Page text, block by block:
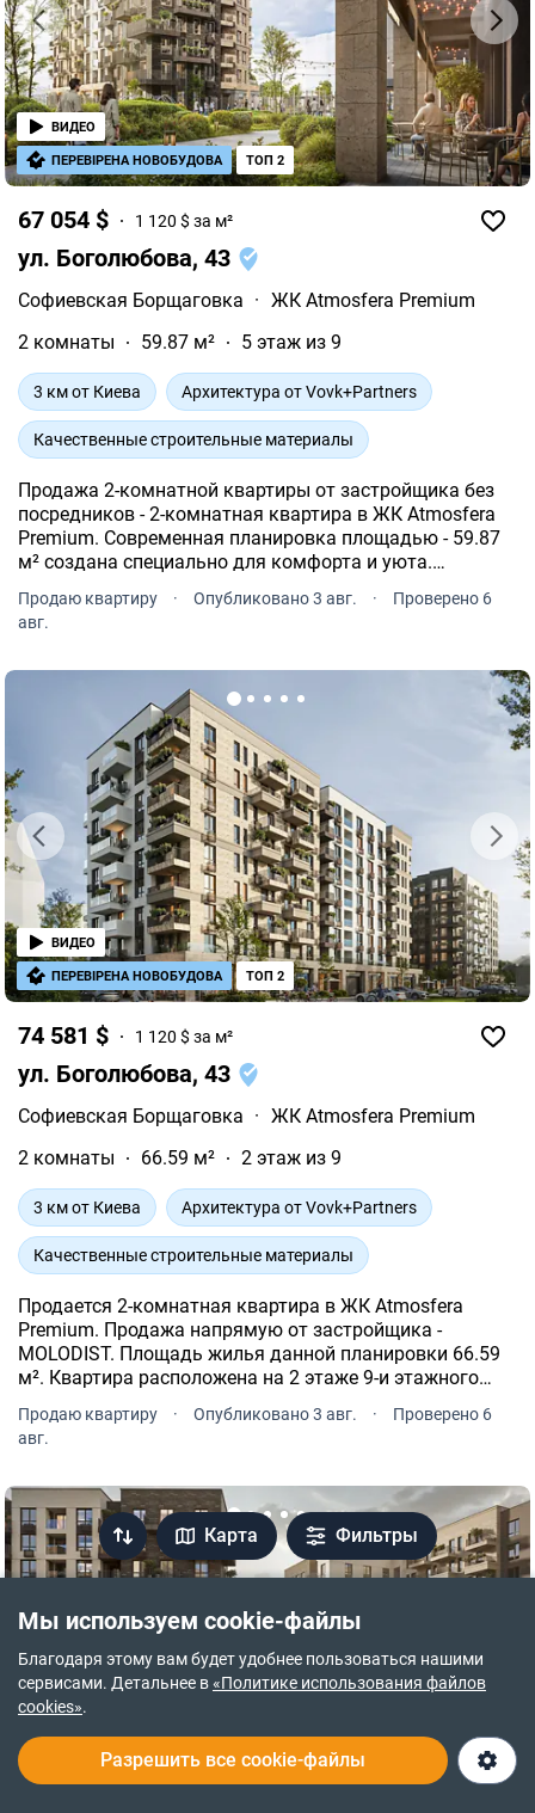
Мы используем cookie-файлы
Благодаря этому вам будет удобнее пользоваться нашими
сервисами. Детальнее в«Политике использования файлов
cookies».
Разрешить все cookie-файлы
Карта Фильтры
67 054 $ 1 120 $ за м²
ул. Боголюбова, 43
Софиевская Борщаговка · ЖК Atmosfera Premium
2 комнаты
59.87 м² 5 этаж из 9
3 км от Киева Архитектура от Vovk+Partners
Качественные строительные материалы
Продажа 2-комнатной квартиры от застройщика без
посредников - 2-комнатная квартира в ЖК Atmosfera
Premium. Современная планировка площадью - 59.87
м² создана специально для комфорта и уюта.
Квартира расположена на 5 этаже 9-и этажного дома.
Продаю квартиру · Опубликовано 3 авг. ·
Проверено 6
авг.
ВИДЕО
ПЕРЕВІРЕНА НОВОБУДОВА ТОП 2
74 581 $ 1 120 $ за м²
ул. Боголюбова, 43
Софиевская Борщаговка · ЖК Atmosfera Premium
2 комнаты
66.59 м² 2 этаж из 9
3 км от Киева Архитектура от Vovk+Partners
Качественные строительные материалы
Продается 2-комнатная квартира в ЖК Atmosfera
Premium. Продажа напрямую от застройщика -
MOLODIST. Площадь жилья данной планировки 66.59
м². Квартира расположена на 2 этаже 9-и этажного
Софиевская Борщаговка, Боголюбова, 43.
Продаю квартиру · Опубликовано 3 авг. ·
Проверено 6
авг.
ВИДЕО
ПЕРЕВІРЕНА НОВОБУДОВА ТОП 2